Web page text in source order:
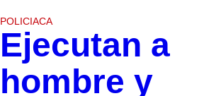
POLICIACA
Ejecutan a
hombre y